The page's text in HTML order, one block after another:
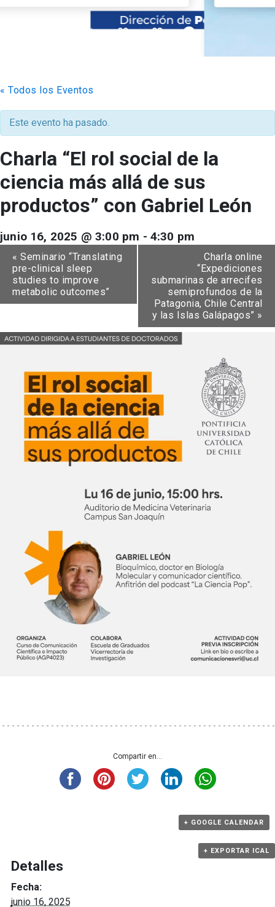
Documentos FCB
Grupos de Investigación
Redes Internacionales
Centro de Estudiantes
01 02 03 pause_circle_filled
« Todos los Eventos
Este evento ha pasado.
Charla “El rol social de la
ciencia más allá de sus
productos” con Gabriel León
junio 16, 2025 @ 3:00 pm - 4:30 pm
« Seminario “Translating
pre-clinical sleep
studies to improve
metabolic outcomes”
Charla online
“Expediciones
submarinas de arrecifes
semiprofundos de la
Patagonia, Chile Central
y las Islas Galápagos” »
Compartir en...
+ GOOGLE CALENDAR
+ EXPORTAR ICAL
Detalles
Fecha:
junio 16, 2025